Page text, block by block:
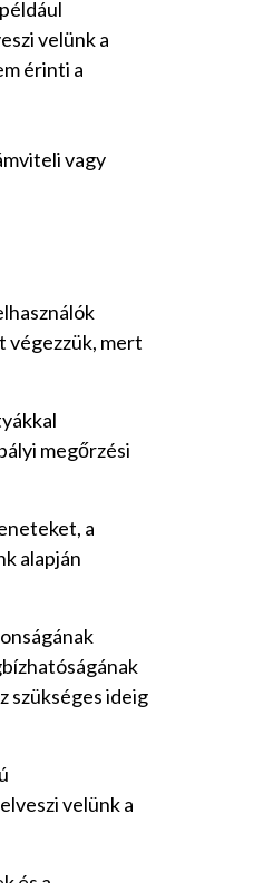
velünk a
érinti a
vagy
végezzük, mert
megőrzési
a
alapján
szükséges ideig
velünk a